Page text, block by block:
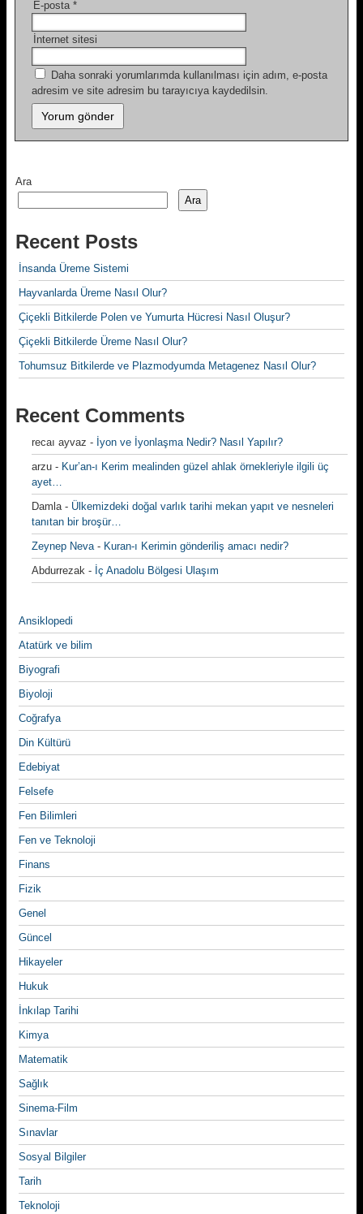
E-posta *
İnternet sitesi
Daha sonraki yorumlarımda kullanılması için adım, e-posta
adresim ve site adresim bu tarayıcıya kaydedilsin.
Ara
Ara
Recent Posts
İnsanda Üreme Sistemi
Hayvanlarda Üreme Nasıl Olur?
Çiçekli Bitkilerde Polen ve Yumurta Hücresi Nasıl Oluşur?
Çiçekli Bitkilerde Üreme Nasıl Olur?
Tohumsuz Bitkilerde ve Plazmodyumda Metagenez Nasıl Olur?
Recent Comments
recaı ayvaz - İyon ve İyonlaşma Nedir? Nasıl Yapılır?
arzu - Kur’an-ı Kerim mealinden güzel ahlak örnekleriyle ilgili üç
ayet…
Damla- Ülkemizdeki doğal varlık tarihi mekan yapıt ve nesneleri
tanıtan bir broşür…
Zeynep Neva- Kuran-ı Kerimin gönderiliş amacı nedir?
Abdurrezak - İç Anadolu Bölgesi Ulaşım
Ansiklopedi
Atatürk ve bilim
Biyografi
Biyoloji
Coğrafya
Din Kültürü
Edebiyat
Felsefe
Fen Bilimleri
Fen ve Teknoloji
Finans
Fizik
Genel
Güncel
Hikayeler
Hukuk
İnkılap Tarihi
Kimya
Matematik
Sağlık
Sinema-Film
Sınavlar
Sosyal Bilgiler
Tarih
Teknoloji